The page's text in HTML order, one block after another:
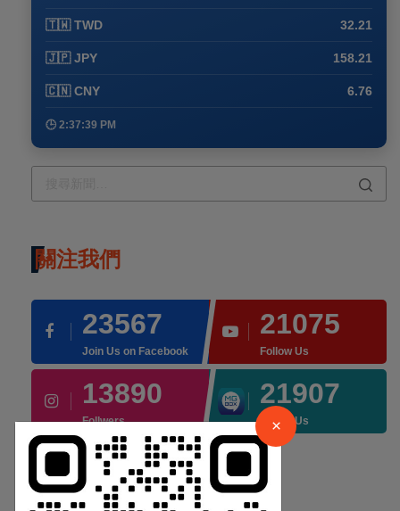
🇹🇼 TWD 32.21
🇯🇵 JPY 158.21
🇨🇳 CNY 6.76
🕒 2:37:50 PM
關注我們
23567
Join Us on Facebook
21075
Follow Us
13890
Follwers
21907
Follow Us
最近的 最受歡迎的 評論
×
請加入LINE好友連結
中 華 超 傳 媒
×